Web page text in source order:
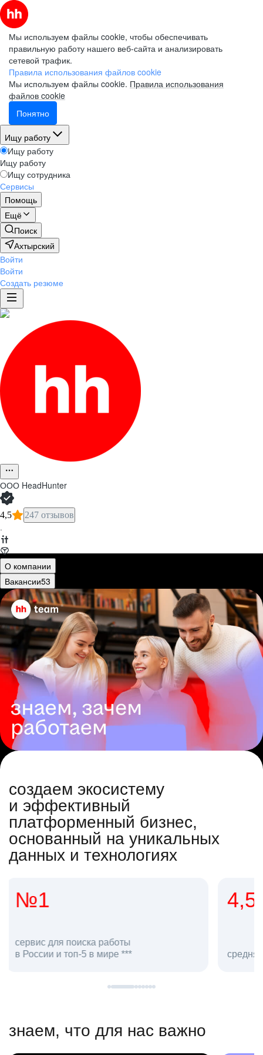
Мы используем файлы cookie, чтобы обеспечивать
правильную работу нашего веб-сайта и анализировать
сетевой трафик.
Правила использования файлов cookie
Мы используем файлы cookie. Правила использования
файлов cookie
Понятно
Ищу работу
Ищу работу
Ищу работу
Ищу сотрудника
Сервисы
Помощь
Ещё
Поиск
Ахтырский
Войти
Войти
Создать резюме
ООО HeadHunter
4,5 247 отзывов
·
О компании
Вакансии53
создаем экосистему
и эффективный
платформенный бизнес,
основанный на уникальных
данных и технологиях
4,5
средняя оценка hh.ru как работодателя **
в hh.ru
знаем, что для нас важно